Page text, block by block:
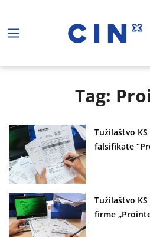
Tag:
Tužilaštvo
falsifikate
Tužilaštvo
firme